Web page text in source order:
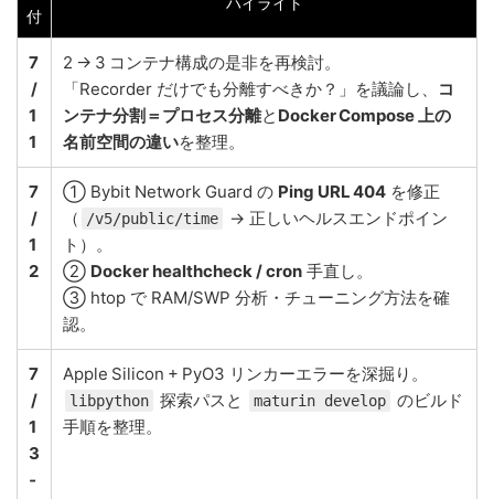
付
7
/
1
1
2 → 3 コンテナ構成の是非を再検討。
「Recorder だけでも分離すべきか？」を議論し、
コ
ンテナ分割＝プロセス分離と Docker Compose 上の
名前空間の違いを整理。
7
/
1
2
① Bybit Network Guard の Ping URL 404 を修正
（
/v5/public/time
→ 正しいヘルスエンドポイン
ト）。
② Docker healthcheck / cron 手直し。
③ htop で RAM/SWP 分析・チューニング方法を確
認。
7
/
1
3
‑
Apple Silicon + PyO3 リンカーエラーを深掘り。
libpython 探索パスと maturin develop
のビルド
手順を整理。